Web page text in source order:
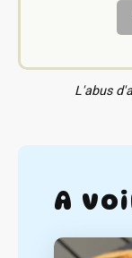
L'abus
A